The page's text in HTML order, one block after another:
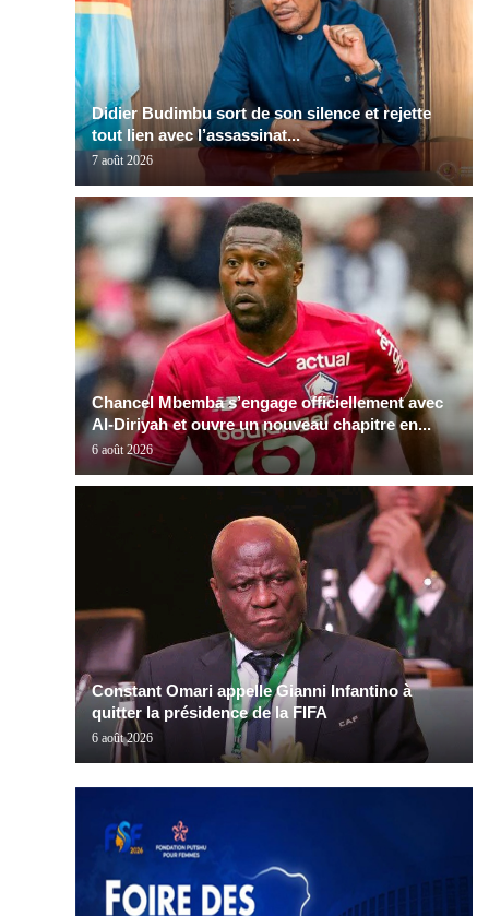
Didier Budimbu sort de son silence et rejette
tout lien avec l’assassinat...
7 août 2026
Chancel Mbemba s’engage officiellement avec
Al-Diriyah et ouvre un nouveau chapitre en...
6 août 2026
Constant Omari appelle Gianni Infantino à
quitter la présidence de la FIFA
6 août 2026